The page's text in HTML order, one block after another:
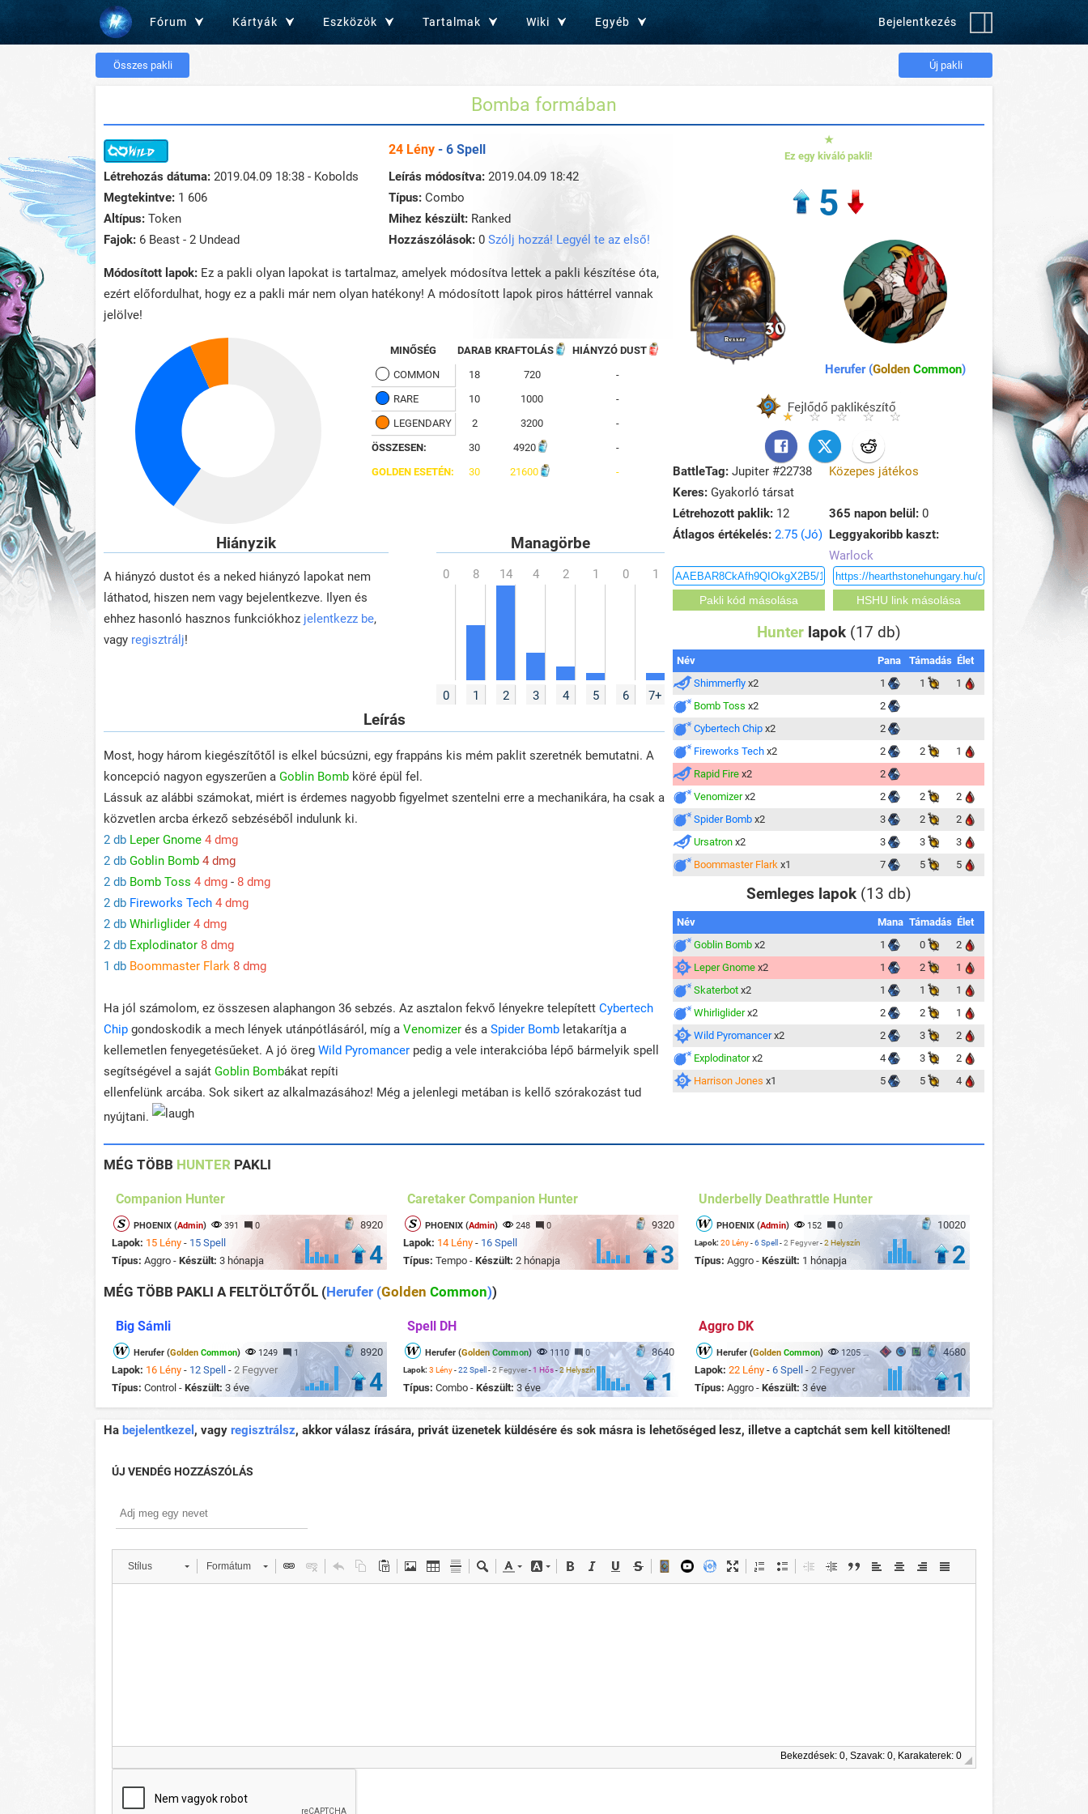
Fórum Kártyák Eszközök Tartalmak Wiki Egyéb Bejelentkezés
Összes pakli Új pakli
Bomba formában
24 Lény - 6 Spell
Létrehozás dátuma: 2019.04.09 18:38 - Kobolds Leírás módosítva: 2019.04.09 18:42
Megtekintve: 1 606 Típus:Combo
Altípus: Token Mihez készült:Ranked
Fajok: 6 Beast - 2 Undead Hozzászólások:0 Szólj hozzá! Legyél te az első!
Módosított lapok: Ez a pakli olyan lapokat is tartalmaz, amelyek módosítva lettek a pakli készítése óta,
ezért előfordulhat, hogy ez a pakli már nem olyan hatékony! A módosított lapok piros háttérrel vannak
jelölve!
MINŐSÉG DARAB KRAFTOLÁS
HIÁNYZÓ DUST
COMMON
18 720
-
RARE
10 1000
-
LEGENDARY
2 3200
-
ÖSSZESEN:
30 4920
-
GOLDEN ESETÉN:
30 21600 -
Hiányzik
A hiányzó dustot és a neked hiányzó lapokat nem
láthatod, hiszen nem vagy bejelentkezve. Ilyen és
ehhez hasonló hasznos funkciókhoz jelentkezz be,
vagy regisztrálj!
Managörbe
0 1 2 3 4 5 6 7+
Leírás
Most, hogy három kiegészítőtől is elkel búcsúzni, egy frappáns kis mém paklit szeretnék bemutatni. A
koncepció nagyon egyszerűen a Goblin Bomb köré épül fel.
Lássuk az alábbi számokat, miért is érdemes nagyobb figyelmet szentelni erre a mechanikára, ha csak a
közvetlen arcba érkező sebzéséből indulunk ki.
2 db Leper Gnome 4 dmg
2 db Goblin Bomb 4 dmg
2 db Bomb Toss 4 dmg - 8 dmg
2 db Fireworks Tech 4 dmg
2 db Whirliglider 4 dmg
2 db Explodinator 8 dmg
1 db Boommaster Flark 8 dmg
Ha jól számolom, ez összesen alaphangon 36 sebzés. Az asztalon fekvő lényekre telepített Cybertech
Chip gondoskodik a mech lények utánpótlásáról, míg a Venomizer és a Spider Bomb letakarítja a
kellemetlen fenyegetésűeket. A jó öreg Wild Pyromancer pedig a vele interakcióba lépő bármelyik spell
segítségével a saját Goblin Bombákat repíti
ellenfelünk arcába. Sok sikert az alkalmazásához! Még a jelenlegi metában is kellő szórakozást tud
nyújtani.
★
Ez egy kiváló pakli!
5
Herufer (Golden Common)
BattleTag: Jupiter #22738
Közepes játékos
Keres: Gyakorló társat
Létrehozott paklik: 12 365 napon belül:0
Átlagos értékelés: 2.75 (Jó) Leggyakoribb kaszt:
Warlock
Hunterlapok (17 db)
Név Pana Támadás Élet
Shimmerfly x2 1 1
1
Bomb Toss x2
2
Cybertech Chip x2
2
Fireworks Tech x2 2 2
1
Rapid Fire x2
2
Venomizer x2 2 2
2
Spider Bomb x2 3 2
2
Ursatron x2 3 3
3
Boommaster Flark x1 7 5 5
Semleges lapok (13 db)
Név Mana Támadás Élet
Goblin Bomb x2 1 0
2
Leper Gnome x2 1 2
1
Skaterbot x2 1 1
1
Whirliglider x2 2 2
1
Wild Pyromancer x2 2 3
2
Explodinator x2 4 3
2
Harrison Jones x1 5 5 4
MÉG TÖBB HUNTER PAKLI
Companion Hunter
8920
PHOENIX (Admin) 391 0
Lapok: 15 Lény - 15 Spell
Típus: Aggro - Készült: 3 hónapja 4
Caretaker Companion Hunter
9320
PHOENIX (Admin) 248 0
Lapok: 14 Lény - 16 Spell
Típus: Tempo - Készült: 2 hónapja 3
Underbelly Deathrattle Hunter
10020
PHOENIX (Admin) 152 0
Lapok: 20 Lény-6 Spell -2 Fegyver-2 Helyszín
Típus: Aggro - Készült: 1 hónapja 2
MÉG TÖBB PAKLI A FELTÖLTŐTŐL (Herufer (Golden Common))
Big Sámli
8920
Herufer (Golden Common) 1249 1
Lapok: 16 Lény - 12 Spell - 2 Fegyver
Típus: Control - Készült: 3 éve 4
Spell DH
8640
Herufer (Golden Common) 1110 0
Lapok: 3 Lény-22 Spell -2 Fegyver-1 Hős-2 Helyszín
Típus: Combo - Készült: 3 éve 1
Aggro DK
4680
Herufer (Golden Common) 1205 0
Lapok: 22 Lény - 6 Spell - 2 Fegyver
Típus: Aggro - Készült: 3 éve 1
Ha bejelentkezel , vagy regisztrálsz, akkor válasz írására, privát üzenetek küldésére és sok másra is lehetőséged lesz, illetve a captchát sem kell kitöltened!
ÚJ VENDÉG HOZZÁSZÓLÁS
Stílus Formátum
Bekezdések: 0, Szavak: 0, Karakaterek: 0